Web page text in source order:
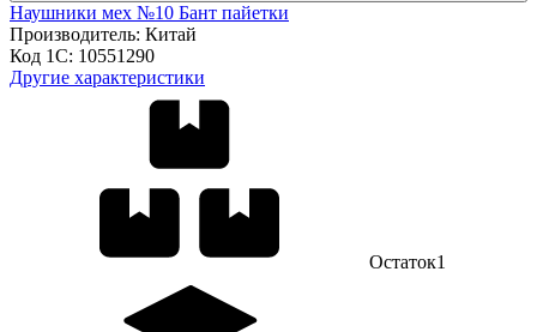
Наушники мех №10 Бант пайетки
Производитель: Китай
Код 1С: 10551290
Другие характеристики
Остаток1